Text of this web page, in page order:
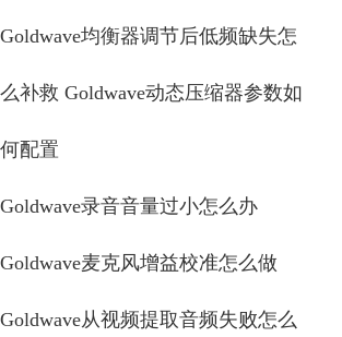
Goldwave均衡器调节后低频缺失怎
么补救 Goldwave动态压缩器参数如
何配置
Goldwave录音音量过小怎么办
Goldwave麦克风增益校准怎么做
Goldwave从视频提取音频失败怎么